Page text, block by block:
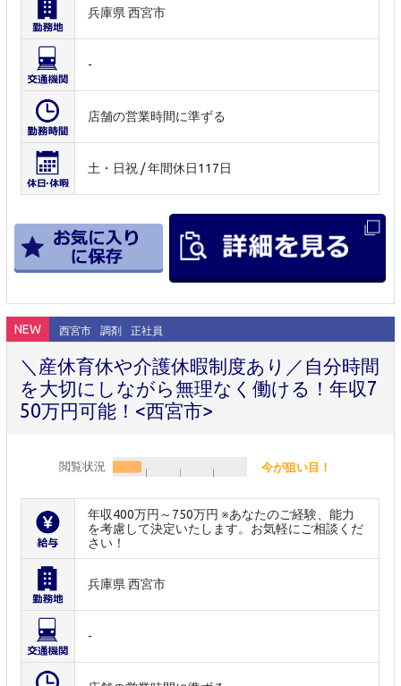
兵庫県 西宮市
-
店舗の営業時間に準ずる
土・日祝 / 年間休日117日
NEW 西宮市 調剤 正社員
＼産休育休や介護休暇制度あり／自分時間
を大切にしながら無理なく働ける！年収7
50万円可能！<西宮市>
閲覧状況 今が狙い目！
年収400万円～750万円 ※あなたのご経験、能力
を考慮して決定いたします。お気軽にご相談くだ
さい！
兵庫県 西宮市
-